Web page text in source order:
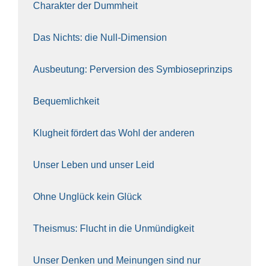
Cha­rak­ter der Dumm­heit
Das Nichts: die Null-Dimen­si­on
Aus­beu­tung: Per­ver­si­on des Sym­bio­se­prin­zips
Bequem­lich­keit
Klug­heit för­dert das Wohl der ande­ren
Unser Leben und unser Leid
Ohne Unglück kein Glück
The­is­mus: Flucht in die Unmün­dig­keit
Unser Den­ken und Mei­nun­gen sind nur